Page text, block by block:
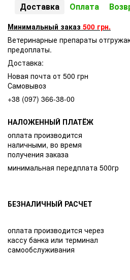
Доставка Оплата
Минимальный заказ 500 грн.
Ветеринарные препараты
предоплаты.
Доставка:
Новая почта от 500 грн
Самовывоз
+38 (097) 366-38-00
НАЛОЖЕННЫЙ ПЛАТЁЖ
оплата производится
наличными, во время
получения заказа
минимальная передплата 500гр
БЕЗНАЛИЧНЫЙ РАСЧЕТ
оплата производится через
кассу банка или терминал
самообслуживания